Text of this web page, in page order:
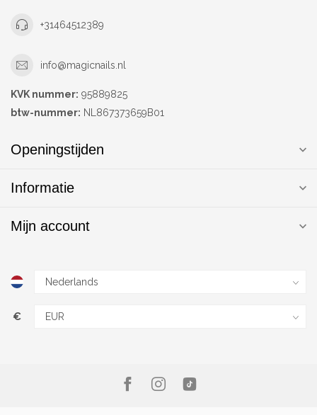
+31464512389
info@magicnails.nl
KVK nummer: 95889825
btw-nummer: NL867373659B01
Openingstijden
Informatie
Mijn account
€